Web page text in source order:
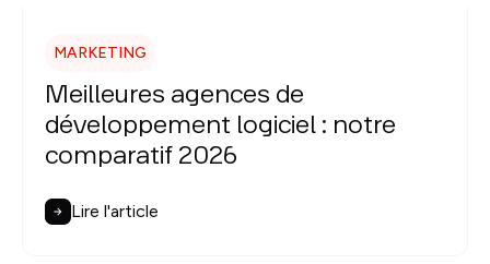
MARKETING
Meilleures agences de
développement logiciel : notre
comparatif 2026
Lire l'article